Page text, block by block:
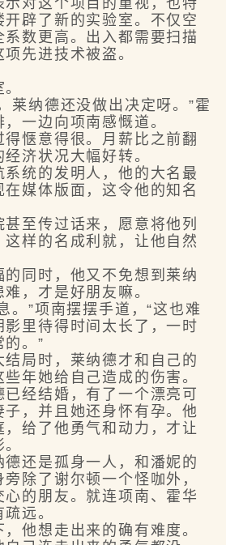
对这个项目的重视，也特
辟了新的实验室。不仅空
系数更高。出入都需要扫描
先进技术被盗。
纳德还没做出决定呀。”霍
一边向项南感慨道。
惬意得很。月薪比之前翻
经济状况大幅好转。
统的发明人，他的大名最
媒体版面，这令他的知名
传过话来，愿意将他列
样的名成利就，让他自然
同时，他又不免想到莱纳
，才是好朋友嘛。
”项南摆摆手道，“这也难
里待得时间太长了，一时
。”
局时，莱纳德才和自己的
年她给自己造成的伤害。
结婚，有了一个漂亮可
子，并且她还身怀有孕。他
给了他勇气和动力，才让
还是孤身一人，和潘妮的
除了谢尔顿一个怪咖外，
的朋友。就连项南、霍华
远。
想走出来的确有难度。